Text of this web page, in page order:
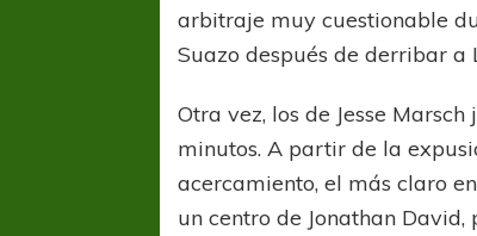
arbitraje muy cuestionable
Suazo después de derribar a
Otra vez, los de Jesse
minutos. A partir de la
acercamiento, el más claro
un centro de Jonathan